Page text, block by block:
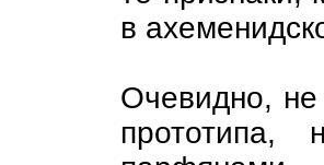
в
Очевидно, не